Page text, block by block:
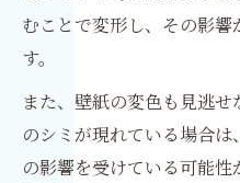
むことで変形し、その影
す。
また、壁紙の変色も見逃
のシミが現れている場合
の影響を受けている可能